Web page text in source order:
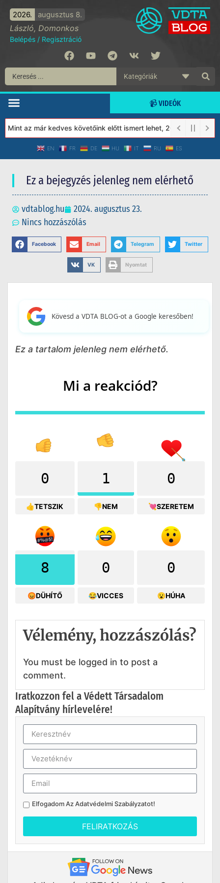
2026. augusztus 8.
László, Domonkos
Belépés / Regisztráció
📹 VIDEÓK
az már kedves követőink előtt ismert lehet, 2023-tól a
EN FR DE HU IT RU ES
Ez a bejegyzés jelenleg nem elérhető
vdtablog.hu
2024. augusztus 23.
Nincs hozzászólás
Facebook Email Telegram Twitter
VK Nyomtat
Kövesd a VDTA BLOG-ot a Google keresőben!
Ez a tartalom jelenleg nem elérhető.
Mi a reakciód?
0
👍TETSZIK
1
👎NEM
0
💘SZERETEM
8
😡DÜHÍTŐ
0
😂VICCES
0
😮HÚHA
Vélemény, hozzászólás?
You must be logged in to post a
comment.
Iratkozzon fel a Védett Társadalom
Alapítvány hírlevelére!
Elfogadom AzAdatvédelmi Szabályzatot!
FELIRATKOZÁS